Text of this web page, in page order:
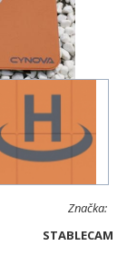
Značka:
STABLECAM